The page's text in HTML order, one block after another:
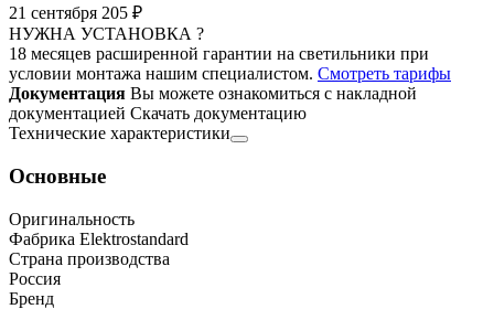
21 сентября 205 ₽
НУЖНА УСТАНОВКА ?
18 месяцев расширенной гарантии на светильники при
условии монтажа нашим специалистом. Смотреть тарифы
Документация Вы можете ознакомиться с накладной
документацией Скачать документацию
Технические характеристики
Основные
Оригинальность
Фабрика Elektrostandard
Страна производства
Россия
Бренд